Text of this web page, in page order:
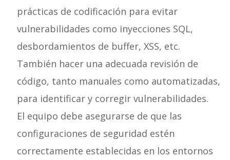
prácticas de codificación para evitar
vulnerabilidades como inyecciones SQL,
desbordamientos de buffer, XSS, etc.
También hacer una adecuada revisión de
código, tanto manuales como automatizadas,
para identificar y corregir vulnerabilidades.
El equipo debe asegurarse de que las
configuraciones de seguridad estén
correctamente establecidas en los entornos